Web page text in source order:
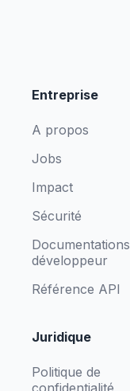
Entreprise
A propos
Jobs
Impact
Sécurité
Documentations
développeur
Référence API
Juridique
Politique de
confidentialité